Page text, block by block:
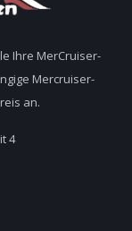
Ihre MerCruiser-
Mercruiser-
an.
4